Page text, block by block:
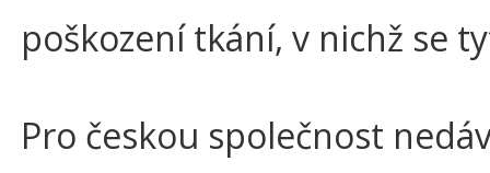
poškození tkání, v nichž se
Pro českou společnost